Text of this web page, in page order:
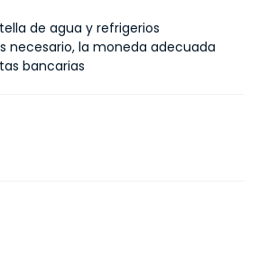
de agua y refrigerios
necesario, la moneda adecuada
bancarias